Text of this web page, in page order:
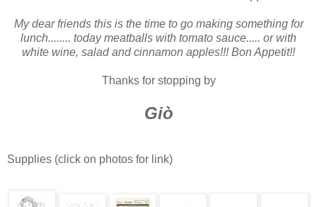
My dear friends this is the time to go making something for
lunch........ today meatballs with tomato sauce..... or with
white wine, salad and cinnamon apples!!! Bon Appetit!!
Thanks for stopping by
Giò
Supplies (click on photos for link)